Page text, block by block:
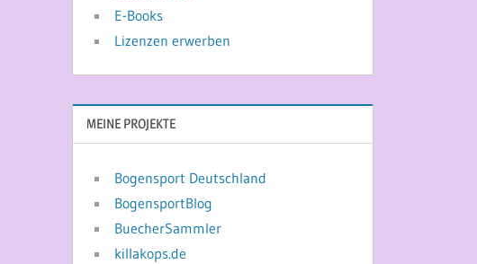
E-Books
Lizenzen erwerben
MEINE PROJEKTE
Bogensport Deutschland
BogensportBlog
BuecherSammler
killakops.de